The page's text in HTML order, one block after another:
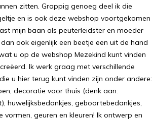
zitten. Grappig genoeg deel ik die
en is ook deze webshop voortgekomen
mijn baan als peuterleidster en moeder
ook eigenlijk een beetje een uit de hand
u op de webshop Mezekind kunt vinden
Ik werk graag met verschillende
u hier terug kunt vinden zijn onder andere:
decoratie voor thuis (denk aan:
huwelijksbedankjes, geboortebedankjes,
geuren en kleuren! Ik ontwerp en